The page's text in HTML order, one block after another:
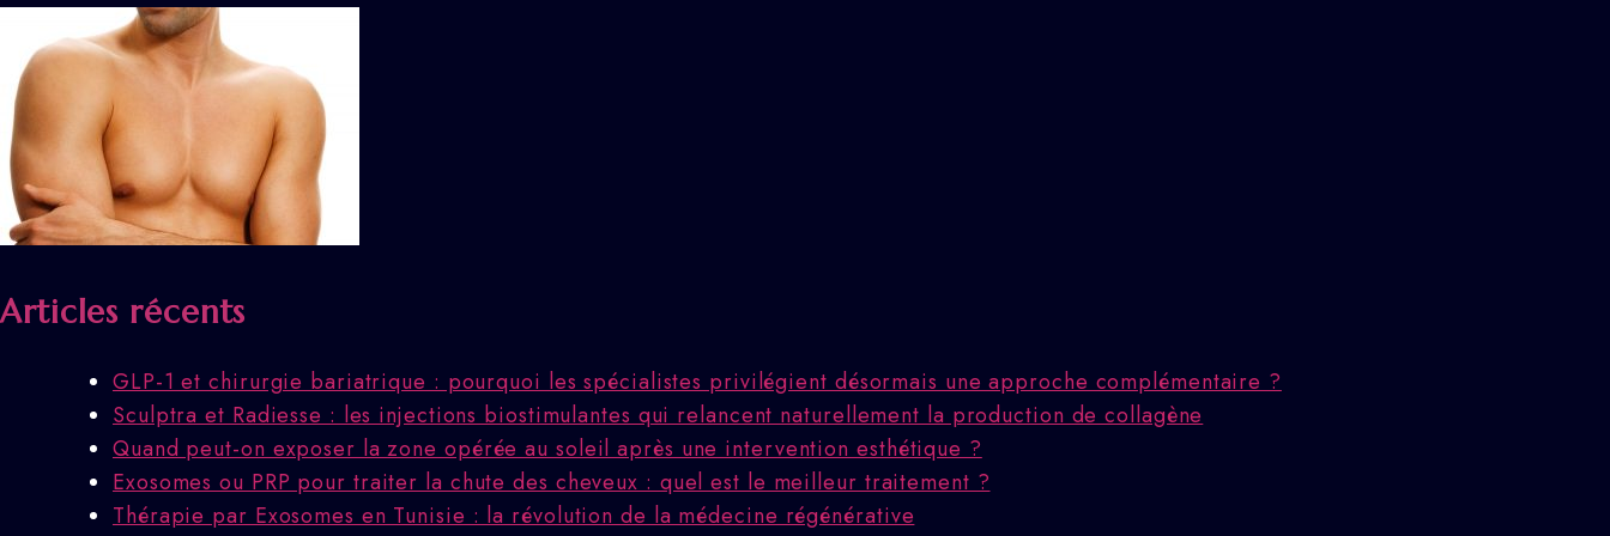
Articles récents
GLP-1 et chirurgie bariatrique : pourquoi les spécialistes privilégient désormais une approche complémentaire ?
Sculptra et Radiesse : les injections biostimulantes qui relancent naturellement la production de collagène
Quand peut-on exposer la zone opérée au soleil après une intervention esthétique ?
Exosomes ou PRP pour traiter la chute des cheveux : quel est le meilleur traitement ?
Thérapie par Exosomes en Tunisie : la révolution de la médecine régénérative